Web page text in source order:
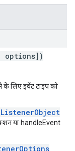
options])
के लिए इवेंट टाइप को
या handleEvent